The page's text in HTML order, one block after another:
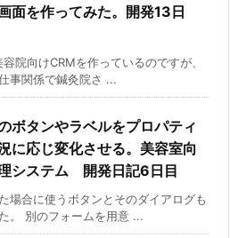
面を作ってみた。開発13日
院向けCRMを作っているのですが、
事関係で鍼灸院さ ...
ボタンやラベルをプロパティ
に応じ変化させる。美容室向
システム 開発日記6日目
場合に使うボタンとそのダイアログも
。 別のフォームを用意 ...